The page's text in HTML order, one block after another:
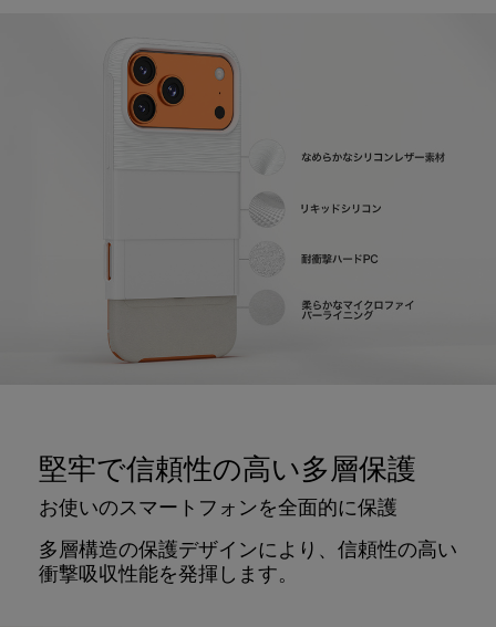
堅牢で信頼性の高い多層保護
お使いのスマートフォンを全面的に保護
多層構造の保護デザインにより、信頼性の高い
衝撃吸収性能を発揮します。